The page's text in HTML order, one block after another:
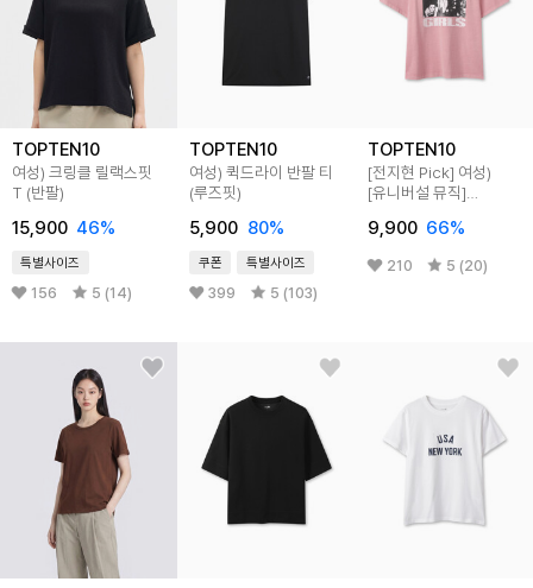
TOPTEN10
여성) 크링클 릴랙스핏
T (반팔)
15,900 46%
특별사이즈
156 5 (14)
TOPTEN10
여성) 퀵드라이 반팔 티
(루즈핏)
5,900 80%
쿠폰 특별사이즈
399 5 (103)
TOPTEN10
[전지현 Pick] 여성)
[유니버설 뮤직]
9,900 66%
210 5 (20)